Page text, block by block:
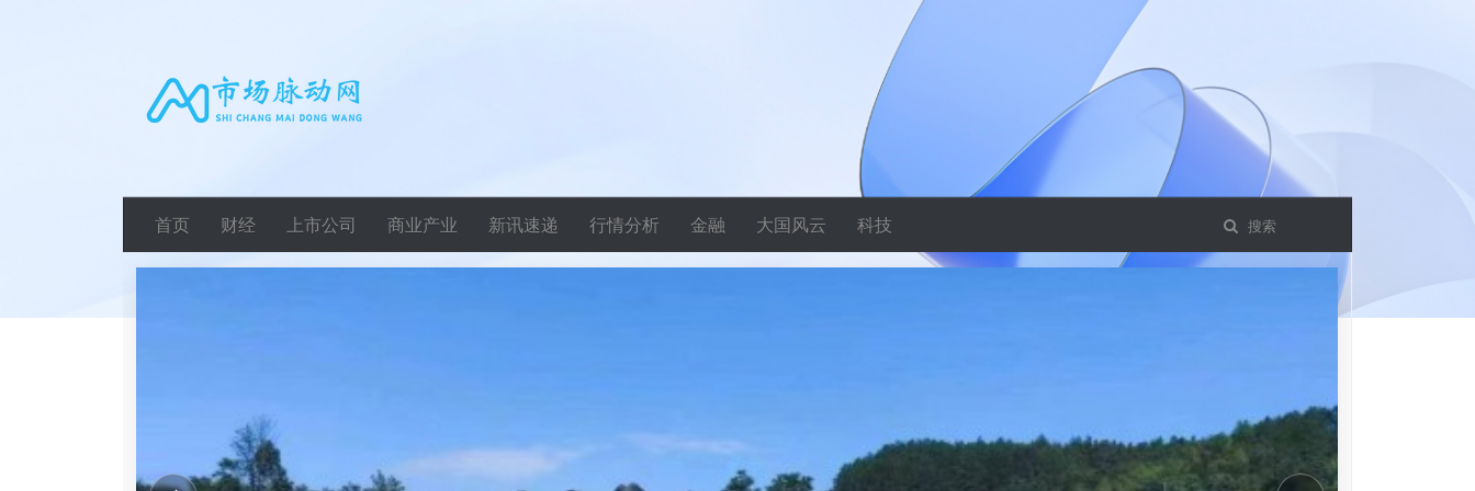
首页 财经 上市公司 商业产业 新讯速递 行情分析 金融 大国风云 科技